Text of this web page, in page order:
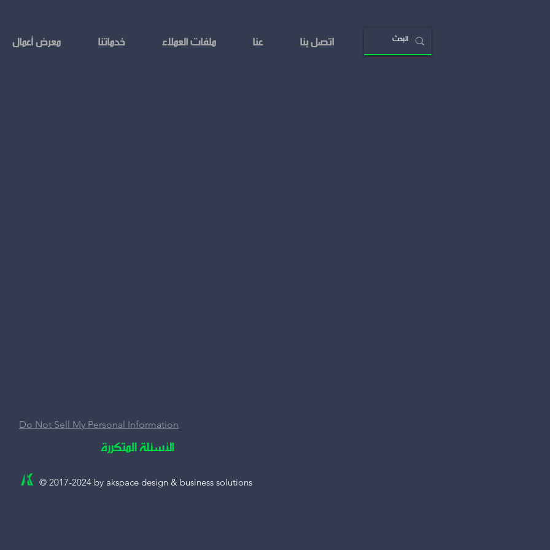
معرض أعمال خدماتنا ملفات العملاء عنا اتصل بنا
Do Not Sell My Personal Information
الأسئلة المتكررة
© 2017-2024 by akspace design & business solutions